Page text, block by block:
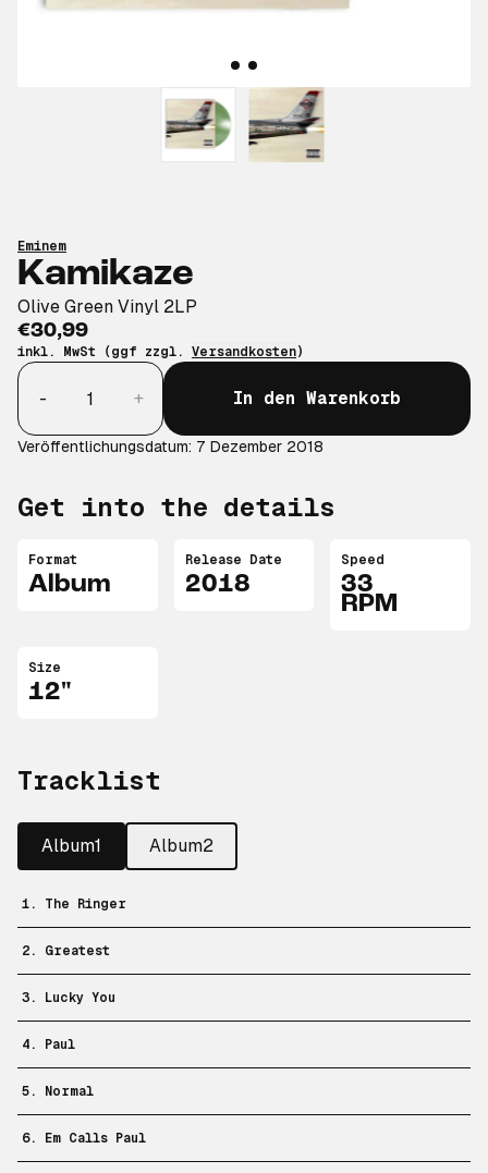
Eminem
Kamikaze
Olive Green Vinyl 2LP
€30,99
inkl. MwSt (ggf zzgl. Versandkosten)
Anzahl
-
+ In den Warenkorb
Veröffentlichungsdatum: 7 Dezember 2018
Get into the details
Format
Album
Release Date
2018
Speed
33
RPM
Size
12"
Tracklist
Album1 Album2
1. The Ringer
2. Greatest
3. Lucky You
4. Paul
5. Normal
6. Em Calls Paul